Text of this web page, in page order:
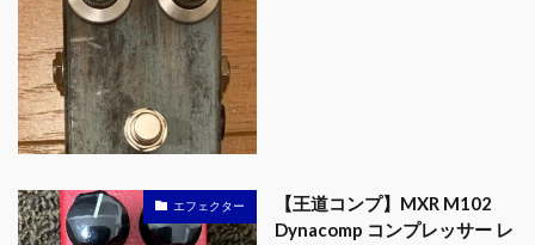
エフェクター
【王道コンプ】MXR M102
Dynacomp コンプレッサー レ